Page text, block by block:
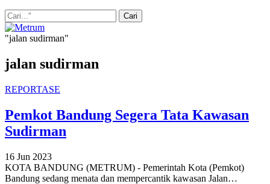
"jalan sudirman"
jalan sudirman
REPORTASE
Pemkot Bandung Segera Tata Kawasan
Sudirman
16 Jun 2023
KOTA BANDUNG (METRUM) - Pemerintah Kota (Pemkot)
Bandung sedang menata dan mempercantik kawasan Jalan…